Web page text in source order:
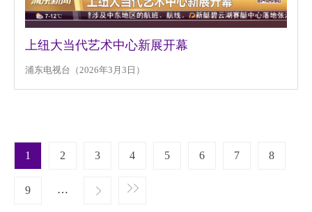
上纽大当代艺术中心新展开幕
浦东电视台（2026年3月3日）
1 2 3 4 5 6 7 8
9 …
›› Last »
page